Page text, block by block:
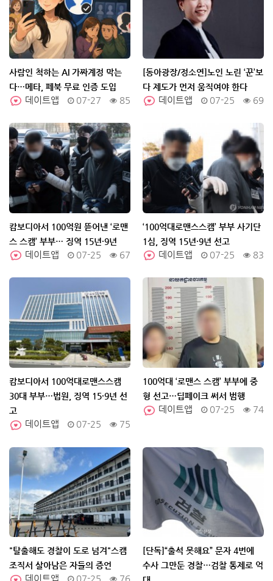
사람인 척하는 AI 가짜계정 막는
다…메타, 페북 무료 인증 도입
데이트앱 07-27 85
[동아광장/정소연]노인 노린 ‘꾼’보
다 제도가 먼저 움직여야 한다
데이트앱 07-25 69
캄보디아서 100억원 뜯어낸 ‘로맨
스 스캠’ 부부… 징역 15년·9년
데이트앱 07-25 67
‘100억대로맨스스캠’ 부부 사기단
1심, 징역 15년·9년 선고
데이트앱 07-25 83
캄보디아서 100억대로맨스스캠
30대 부부…법원, 징역 15·9년 선
고
데이트앱 07-25 75
100억대 ‘로맨스 스캠’ 부부에 중
형 선고…딥페이크 써서 범행
데이트앱 07-25 74
"탈출해도 경찰이 도로 넘겨"스캠
조직서 살아남은 자들의 증언
데이트앱 07-25 76
[단독]“출석 못해요” 문자 4번에
수사 그만둔 경찰…검찰 통제로 억